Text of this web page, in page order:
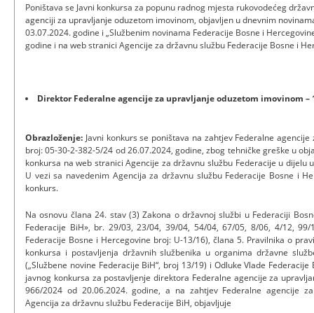
Poništava se Javni konkursa za popunu radnog mjesta rukovodećeg
agenciji za upravljanje oduzetom imovinom, objavljen u dnevnim
03.07.2024. godine i „Službenim novinama Federacije Bosne i
godine i na web stranici Agencije za državnu službu Federacije Bosne i
Direktor Federalne agencije za upravljanje oduzetom imovinom –
Obrazloženje: Javni konkurs se poništava na zahtjev Federalne
broj: 05-30-2-382-5/24 od 26.07.2024, godine, zbog tehničke greške u
konkursa na web stranici Agencije za državnu službu Federacije u dijelu
U vezi sa navedenim Agencija za državnu službu Federacije Bosne i
konkurs.
Na osnovu člana 24. stav (3) Zakona o državnoj službi u Federaciji
Federacije BiH», br. 29/03, 23/04, 39/04, 54/04, 67/05, 8/06, 4/12,
Federacije Bosne i Hercegovine broj: U-13/16), člana 5. Pravilnika o
konkursa i postavljenja državnih službenika u organima državne
(„Službene novine Federacije BiH“, broj 13/19) i Odluke Vlade
javnog konkursa za postavljenje direktora Federalne agencije za
966/2024 od 20.06.2024. godine, a na zahtjev Federalne agencije
Agencija za državnu službu Federacije BiH, objavljuje